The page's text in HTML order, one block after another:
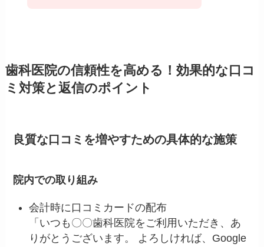
歯科医院の信頼性を高める！効果的な口コ
ミ対策と返信のポイント
良質な口コミを増やすための具体的な施策
院内での取り組み
会計時に口コミカードの配布
「いつも〇〇歯科医院をご利用いただき、あ
りがとうございます。 よろしければ、Google